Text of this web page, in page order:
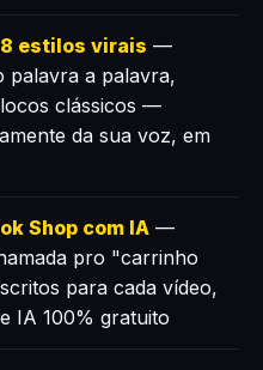
8 estilos virais —
palavra a palavra,
clássicos —
da sua voz, em
Shop com IA —
pro "carrinho
para cada vídeo,
IA 100% gratuito